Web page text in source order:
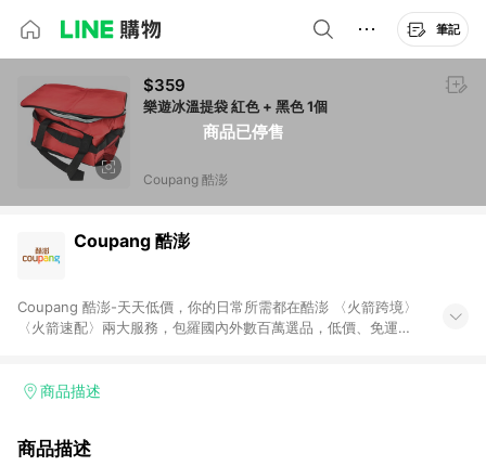
筆記
商品已停售
$359
樂遊冰溫提袋 紅色 + 黑色 1個
Coupang 酷澎
Coupang 酷澎
Coupang 酷澎-天天低價，你的日常所需都在酷澎 〈火箭跨境〉
〈火箭速配〉兩大服務，包羅國內外數百萬選品，低價、免運，
加入WOW會員告別湊免運，火箭速配、火箭跨境優質選品不限金
商品描述
商品描述